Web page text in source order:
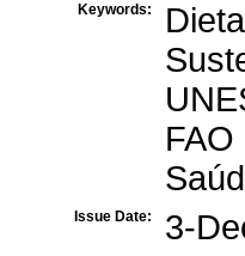
Keywords:
FAO
Issue Date: 3-